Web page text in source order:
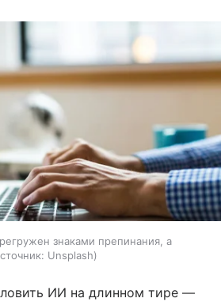
знаками препинания, а
Unsplash
ИИ на длинном тире —